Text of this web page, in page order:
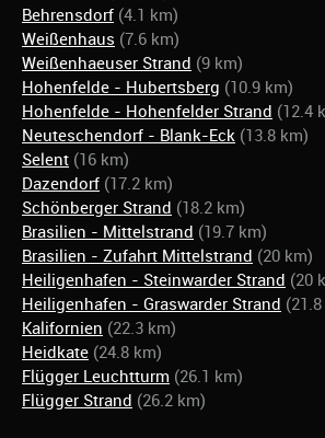
Behrensdorf (4.1 km)
Weißenhaus (7.6 km)
Weißenhaeuser Strand (9 km)
Hohenfelde - Hubertsberg (10.9 km)
Hohenfelde - Hohenfelder Strand (12.4
Neuteschendorf - Blank-Eck (13.8 km)
Selent (16 km)
Dazendorf (17.2 km)
Schönberger Strand (18.2 km)
Brasilien - Mittelstrand (19.7 km)
Brasilien - Zufahrt Mittelstrand (20 km)
Heiligenhafen - Steinwarder Strand (20
Heiligenhafen - Graswarder Strand
Kalifornien (22.3 km)
Heidkate (24.8 km)
Flügger Leuchtturm (26.1 km)
Flügger Strand (26.2 km)